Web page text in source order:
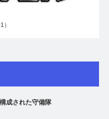
成された守備隊